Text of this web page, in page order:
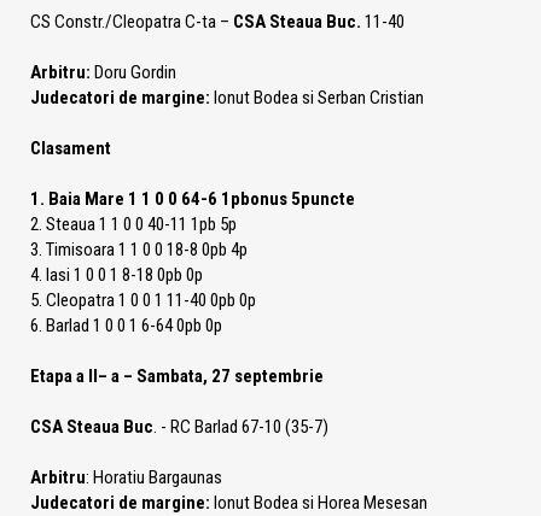
CS Constr./Cleopatra C-ta – CSA Steaua Buc. 11-40
Arbitru: Doru Gordin
Judecatori de margine: Ionut Bodea si Serban Cristian
Clasament
1. Baia Mare 1 1 0 0 64-6 1pbonus 5puncte
2. Steaua 1 1 0 0 40-11 1pb 5p
3. Timisoara 1 1 0 0 18-8 0pb 4p
4. Iasi 1 0 0 1 8-18 0pb 0p
5. Cleopatra 1 0 0 1 11-40 0pb 0p
6. Barlad 1 0 0 1 6-64 0pb 0p
Etapa a II– a – Sambata, 27 septembrie
CSA Steaua Buc. - RC Barlad 67-10 (35-7)
Arbitru: Horatiu Bargaunas
Judecatori de margine: Ionut Bodea si Horea Mesesan